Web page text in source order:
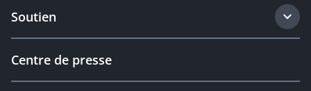
Soutien
Centre de presse